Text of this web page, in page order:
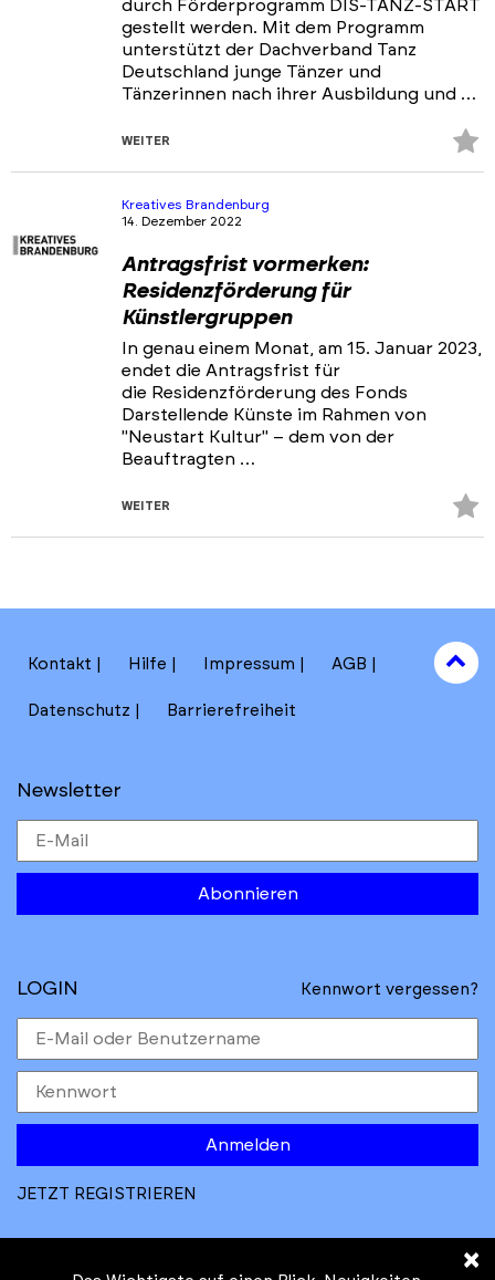
durch Förderprogramm DIS-TANZ-START
gestellt werden. Mit dem Programm
unterstützt der Dachverband Tanz
Deutschland junge Tänzer und
Tänzerinnen nach ihrer Ausbildung und …
WEITER
Kreatives Brandenburg
14. Dezember 2022
Antragsfrist vormerken:
Residenzförderung für
Künstlergruppen
In genau einem Monat, am 15. Januar 2023,
endet die Antragsfrist für
die Residenzförderung des Fonds
Darstellende Künste im Rahmen von
"Neustart Kultur" – dem von der
Beauftragten …
WEITER
Kontakt Hilfe Impressum AGB
Datenschutz Barrierefreiheit
Newsletter
Abonnieren
to
top
LOGIN Kennwort vergessen?
Anmelden
JETZT REGISTRIEREN
×